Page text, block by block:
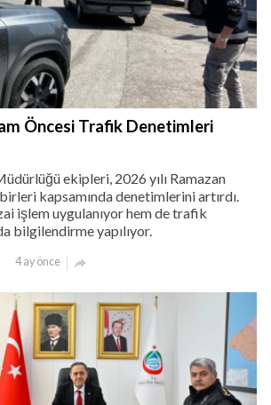
Öncesi Trafik Denetimleri
ekipleri, 2026 yılı Ramazan
kapsamında denetimlerini artırdı.
işlem uygulanıyor hem de trafik
bilgilendirme yapılıyor.
4 ay önce 